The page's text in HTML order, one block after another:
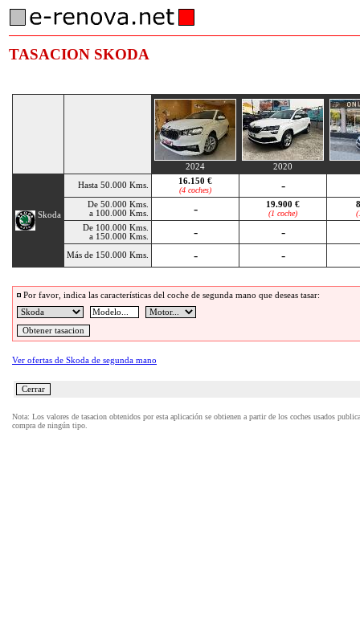
TASACION SKODA
2024 2020
Skoda
Hasta 50.000 Kms.
16.150 €
(4 coches)
-
De 50.000 Kms.
a 100.000 Kms.
-
19.900 €
(1 coche)
De 100.000 Kms.
a 150.000 Kms.
- -
Más de 150.000 Kms. - -
Por favor, indica las características del coche de segunda mano que deseas tasar:
Ver ofertas de Skoda de segunda mano
Nota: Los valores de tasacion obtenidos por esta aplicación se obtienen a partir de los coches usados
compra de ningún tipo.